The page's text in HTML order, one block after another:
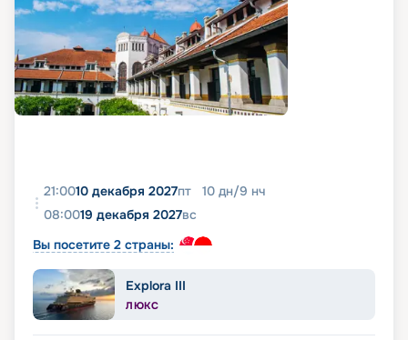
21:0010 декабря 2027пт 10 дн/9 нч
08:0019 декабря 2027вс
Вы посетите 2 страны:
Explora III
ЛЮКС